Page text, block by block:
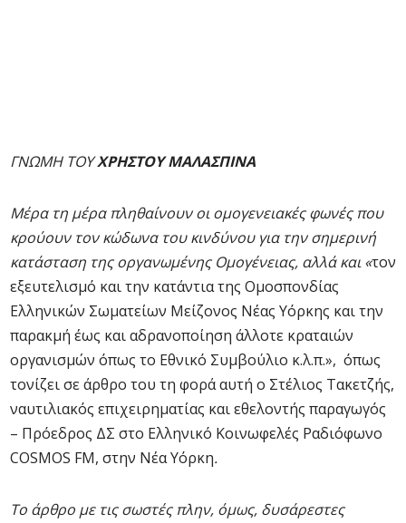
ΓΝΩΜΗ ΤΟΥΧΡΗΣΤΟΥ ΜΑΛΑΣΠΙΝΑ
Μέρα τη μέρα πληθαίνουν οι ομογενειακές φωνές που
κρούουν τον κώδωνα του κινδύνου για την σημερινή
κατάσταση της οργανωμένης Ομογένειας, αλλά και «τον
εξευτελισμό και την κατάντια της Ομοσπονδίας
Ελληνικών Σωματείων Μείζονος Νέας Υόρκης και την
παρακμή έως και αδρανοποίηση άλλοτε κραταιών
οργανισμών όπως το Εθνικό Συμβούλιο κ.λ.π.», όπως
τονίζει σε άρθρο του τη φορά αυτή ο Στέλιος Τακετζής,
ναυτιλιακός επιχειρηματίας και εθελοντής παραγωγός
– Πρόεδρος ΔΣ στο Ελληνικό Κοινωφελές Ραδιόφωνο
COSMOS FM, στην Νέα Υόρκη.
Το άρθρο με τις σωστές πλην, όμως, δυσάρεστες